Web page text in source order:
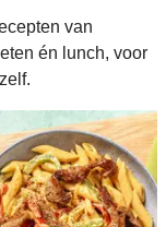
van
én lunch, voor